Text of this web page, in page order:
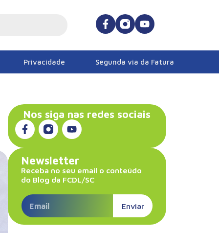
Privacidade Segunda via da Fatura
Nos siga nas redes sociais
Newsletter
Receba no seu email o conteúdo
do Blog da FCDL/SC
Enviar